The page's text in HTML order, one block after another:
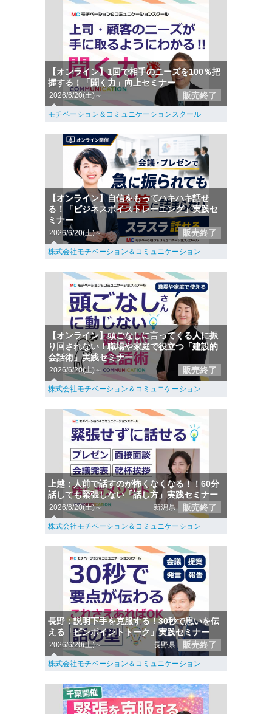
【オンライン】1回で相手のニーズを100％把
握する！「聞く力」向上セミナー
2026/6/20(土)～ 販売終了
モチベーション＆コミュニケーションスクール
【オンライン】自信をもってハキハキ話せ
る！「ビジネスボイストレーニング」実践セ
ミナー
2026/6/20(土)～ 販売終了
株式会社モチベーション＆コミュニケーション
【オンライン】頭ごなしに言ってくる人に振
り回されない！職場や家庭で役立つ「建設的
会話術」実践セミナー
2026/6/20(土)～ 販売終了
株式会社モチベーション＆コミュニケーション
上越：人前で話すのが怖くなくなる！！60分
話しても緊張しない「話し方」実践セミナー
2026/6/20(土)～ 新潟県 販売終了
株式会社モチベーション＆コミュニケーション
長野：説明下手を克服する！30秒で思いを伝
える「ピンポイントトーク」実践セミナー
2026/6/20(土)～ 長野県 販売終了
株式会社モチベーション＆コミュニケーション